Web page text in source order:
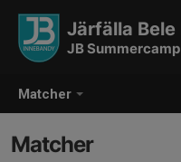
Matcher
Järfälla
JB
Matcher